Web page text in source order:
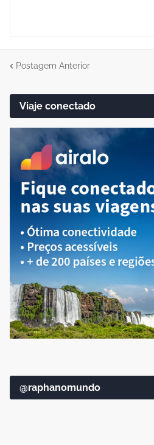
Postagem Anterior
Viaje conectado
@raphanomundo